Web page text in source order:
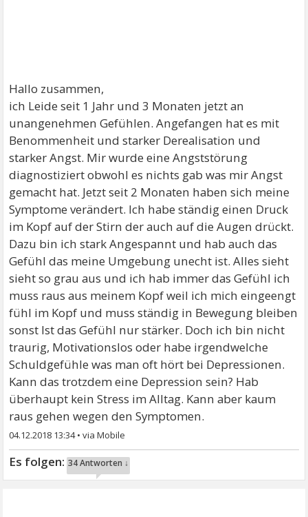
Hallo zusammen,
ich Leide seit 1 Jahr und 3 Monaten jetzt an
unangenehmen Gefühlen. Angefangen hat es mit
Benommenheit und starker Derealisation und
starker Angst. Mir wurde eine Angststörung
diagnostiziert obwohl es nichts gab was mir Angst
gemacht hat. Jetzt seit 2 Monaten haben sich meine
Symptome verändert. Ich habe ständig einen Druck
im Kopf auf der Stirn der auch auf die Augen drückt.
Dazu bin ich stark Angespannt und hab auch das
Gefühl das meine Umgebung unecht ist. Alles sieht
sieht so grau aus und ich hab immer das Gefühl ich
muss raus aus meinem Kopf weil ich mich eingeengt
fühl im Kopf und muss ständig in Bewegung bleiben
sonst Ist das Gefühl nur stärker. Doch ich bin nicht
traurig, Motivationslos oder habe irgendwelche
Schuldgefühle was man oft hört bei Depressionen.
Kann das trotzdem eine Depression sein? Hab
überhaupt kein Stress im Alltag. Kann aber kaum
raus gehen wegen den Symptomen.
04.12.2018 13:34•
34 Antworten ↓